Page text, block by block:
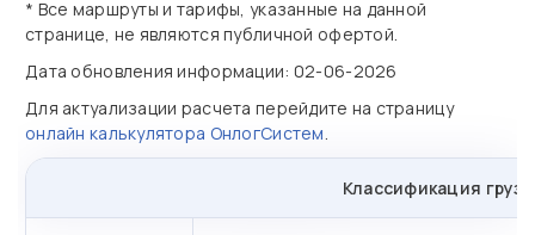
* Все маршруты и тарифы, указанные на данной
странице, не являются публичной офертой.
Дата обновления информации: 02-06-2026
Для актуализации расчета перейдите на страницу
онлайн калькулятора ОнлогСистем.
Классификация